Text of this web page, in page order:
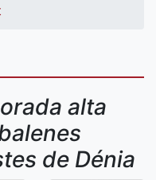
alta
de Dénia